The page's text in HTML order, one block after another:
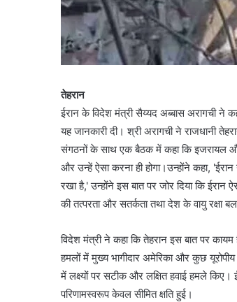
तेहरान
ईरान के विदेश मंत्री सैय्यद अब्बास अरागची ने
यह जानकारी दी। श्री अरागची ने राजधानी
संगठनों के साथ एक बैठक में कहा कि इजरायल
और उन्हें ऐसा करना ही होगा।उन्होंने कहा,
रखा है,' उन्होंने इस बात पर जोर दिया कि
की तत्परता और सतर्कता तथा देश के वायु रक्षा
विदेश मंत्री ने कहा कि तेहरान इस बात पर
हमलों में मुख्य भागीदार अमेरिका और कुछ
में लक्ष्यों पर सटीक और लक्षित हवाई हमले
परिणामस्वरूप केवल सीमित क्षति हुई।